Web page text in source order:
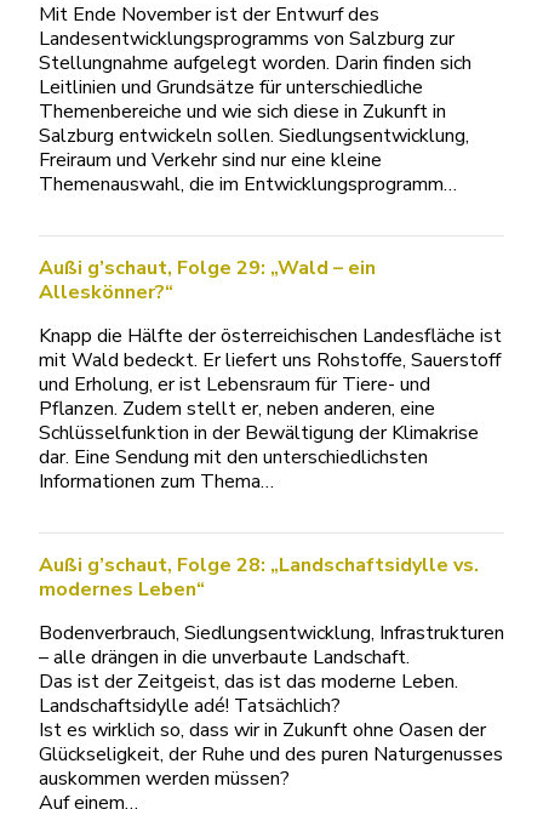
Mit Ende November ist der Entwurf des
Landesentwicklungsprogramms von Salzburg zur
Stellungnahme aufgelegt worden. Darin finden sich
Leitlinien und Grundsätze für unterschiedliche
Themenbereiche und wie sich diese in Zukunft in
Salzburg entwickeln sollen. Siedlungsentwicklung,
Freiraum und Verkehr sind nur eine kleine
Themenauswahl, die im Entwicklungsprogramm…
Außi g’schaut, Folge 29: „Wald – ein
Alleskönner?“
Knapp die Hälfte der österreichischen Landesfläche ist
mit Wald bedeckt. Er liefert uns Rohstoffe, Sauerstoff
und Erholung, er ist Lebensraum für Tiere- und
Pflanzen. Zudem stellt er, neben anderen, eine
Schlüsselfunktion in der Bewältigung der Klimakrise
dar. Eine Sendung mit den unterschiedlichsten
Informationen zum Thema…
Außi g’schaut, Folge 28: „Landschaftsidylle vs.
modernes Leben“
Bodenverbrauch, Siedlungsentwicklung, Infrastrukturen
– alle drängen in die unverbaute Landschaft.
Das ist der Zeitgeist, das ist das moderne Leben.
Landschaftsidylle adé! Tatsächlich?
Ist es wirklich so, dass wir in Zukunft ohne Oasen der
Glückseligkeit, der Ruhe und des puren Naturgenusses
auskommen werden müssen?
Auf einem…